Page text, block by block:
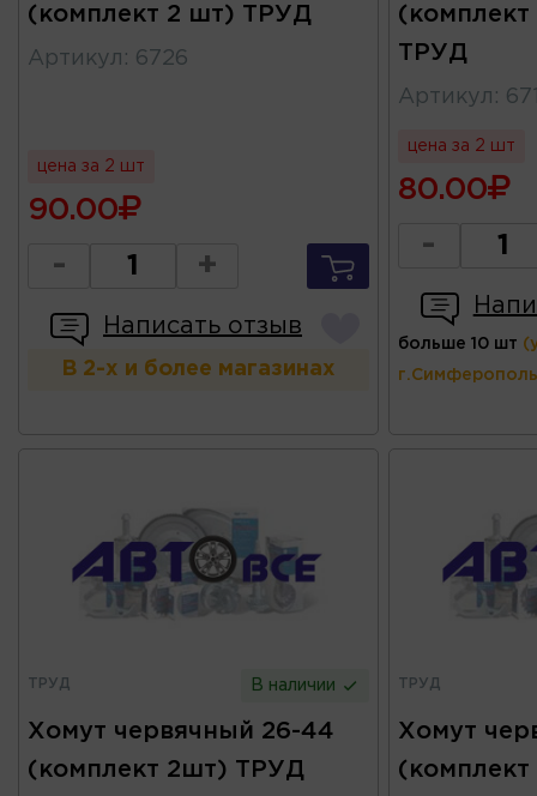
(комплект 2 шт) ТРУД
Артикул : 6726
цена за 2 шт
90.00
- +
Написать отзыв
В 2-х и более магазинах
ТРУД
Артикул :
цена за 2 шт
80.00
-
больше 10 шт
ТРУД В наличии
Хомут червячный 26-44
(комплект 2шт) ТРУД
ТРУД
Хомут
(комплект